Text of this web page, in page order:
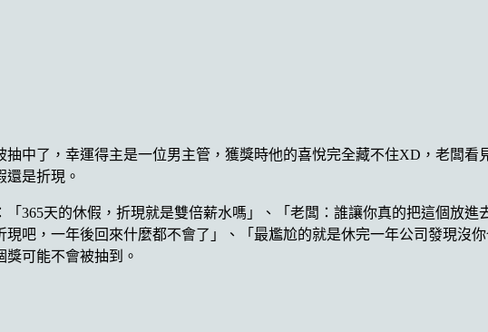
抽中了，幸運得主是一位男主管，獲獎時他的喜悅完全藏不住XD，老闆
還是折現。
365天的休假，折現就是雙倍薪水嗎」、「老闆：誰讓你真的把這個放
吧，一年後回來什麼都不會了」、「最尷尬的就是休完一年公司發現沒
可能不會被抽到。